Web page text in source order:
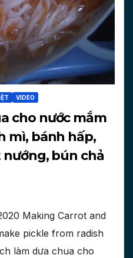
VIDEO
cho nước mắm
mì, bánh hấp,
bún chả
Making Carrot and
pickle from radish
làm dưa chua cho